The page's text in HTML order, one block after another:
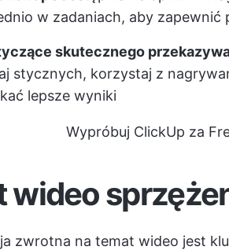
w zadaniach, aby zapewnić
skutecznego
stycznych, korzystaj z
lepsze wyniki
Wypróbuj ClickUp za
wideo
zwrotna na temat wideo jest